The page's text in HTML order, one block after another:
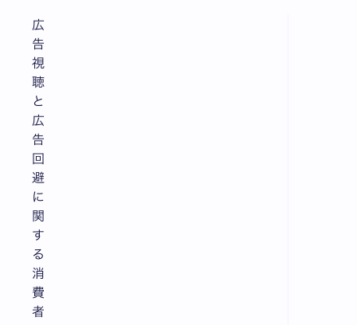
広
告
視
聴
と
広
告
回
避
に
関
す
る
消
費
者